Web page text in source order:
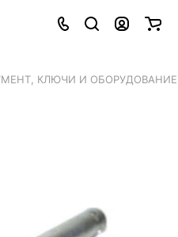
КЛЮЧИ И ОБОРУДОВАНИЕ